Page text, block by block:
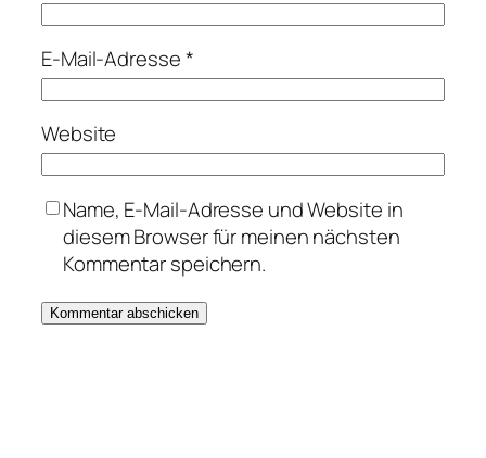
E-Mail-Adresse*
Website
Name, E-Mail-Adresse und Website in
diesem Browser für meinen nächsten
Kommentar speichern.